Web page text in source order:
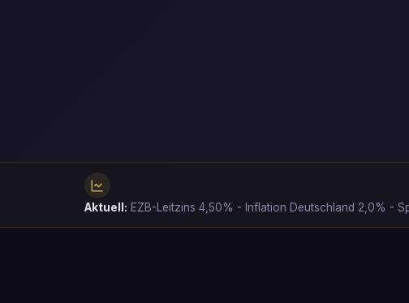
Aktuell: EZB-Leitzins 4,50% - Inflation Deutschland 2,0% -